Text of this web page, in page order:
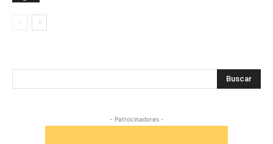
Buscar
- Patrocinadores -